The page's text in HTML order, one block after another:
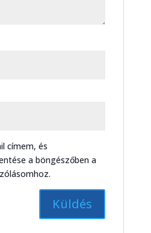
címem, és
a böngészőben a